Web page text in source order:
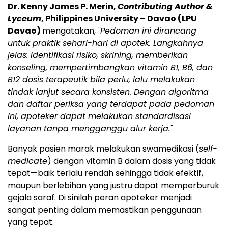
Dr. Kenny James P. Merin,Contributing Author &
Lyceum, Philippines University – Davao (LPU
Davao) mengatakan, "Pedoman ini dirancang
untuk praktik sehari-hari di apotek. Langkahnya
jelas: identifikasi risiko, skrining, memberikan
konseling, mempertimbangkan vitamin B1, B6, dan
B12 dosis terapeutik bila perlu, lalu melakukan
tindak lanjut secara konsisten. Dengan algoritma
dan daftar periksa yang terdapat pada pedoman
ini, apoteker dapat melakukan standardisasi
layanan tanpa mengganggu alur kerja."
Banyak pasien marak melakukan swamedikasi (self-
medicate) dengan vitamin B dalam dosis yang tidak
tepat—baik terlalu rendah sehingga tidak efektif,
maupun berlebihan yang justru dapat memperburuk
gejala saraf. Di sinilah peran apoteker menjadi
sangat penting dalam memastikan penggunaan
yang tepat.